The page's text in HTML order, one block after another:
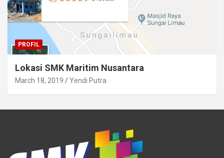
PROFIL
Lokasi SMK Maritim Nusantara
March 18, 2019 Yendi Putra